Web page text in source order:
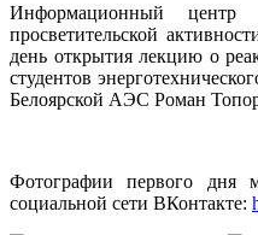
Информационный центр
просветительской
день открытия лекцию о
студентов
Белоярской АЭС Роман
Фотографии первого дня
социальной сети ВКонтакте: